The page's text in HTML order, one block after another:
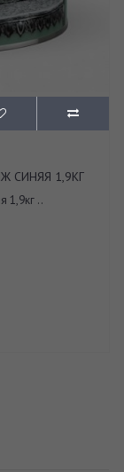
СИНЯЯ 1,9КГ
1,9кг ..